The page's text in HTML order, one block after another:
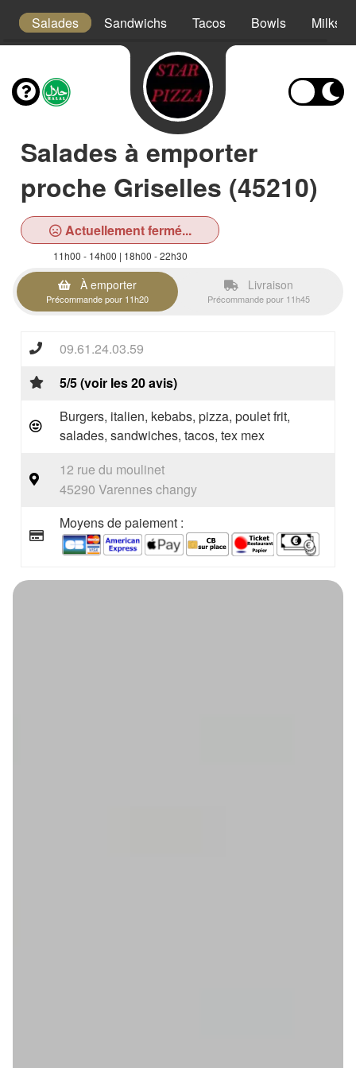
Salades Sandwichs Tacos Bowls
Salades à emporter
proche Griselles (45210)
Actuellement fermé...
11h00 - 14h00 | 18h00 - 22h30
À emporter
Précommande pour 11h20
Livraison
Précommande pour 11h45
09.61.24.03.59
5/5 (voir les 20 avis)
Burgers, italien, kebabs, pizza, poulet frit,
salades, sandwiches, tacos, tex mex
12 rue du moulinet
45290 Varennes changy
Moyens de paiement :